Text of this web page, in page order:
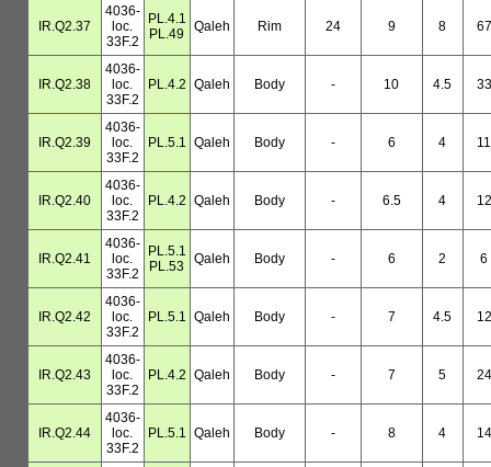
IR.Q2.37
4036-
loc.
33F.2
PL.4.1
PL.49
Qaleh Rim 24 9 8 67
IR.Q2.38
4036-
loc.
33F.2
PL.4.2 Qaleh Body - 10 4.5 33
IR.Q2.39
4036-
loc.
33F.2
PL.5.1 Qaleh Body - 6 4 11
IR.Q2.40
4036-
loc.
33F.2
PL.4.2 Qaleh Body - 6.5 4 12
IR.Q2.41
4036-
loc.
33F.2
PL.5.1
PL.53
Qaleh Body - 6 2 6
IR.Q2.42
4036-
loc.
33F.2
PL.5.1 Qaleh Body - 7 4.5 12
IR.Q2.43
4036-
loc.
33F.2
PL.4.2 Qaleh Body - 7 5 24
IR.Q2.44
4036-
loc.
33F.2
PL.5.1 Qaleh Body - 8 4 14